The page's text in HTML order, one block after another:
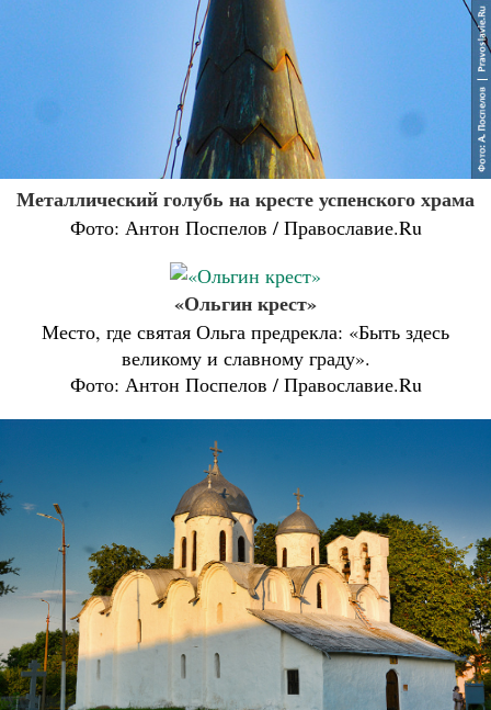
Металлический голубь на кресте успенского храма
Фото: Антон Поспелов / Православие.Ru
«Ольгин крест»
Место, где святая Ольга предрекла: «Быть здесь
великому и славному граду».
Фото: Антон Поспелов / Православие.Ru